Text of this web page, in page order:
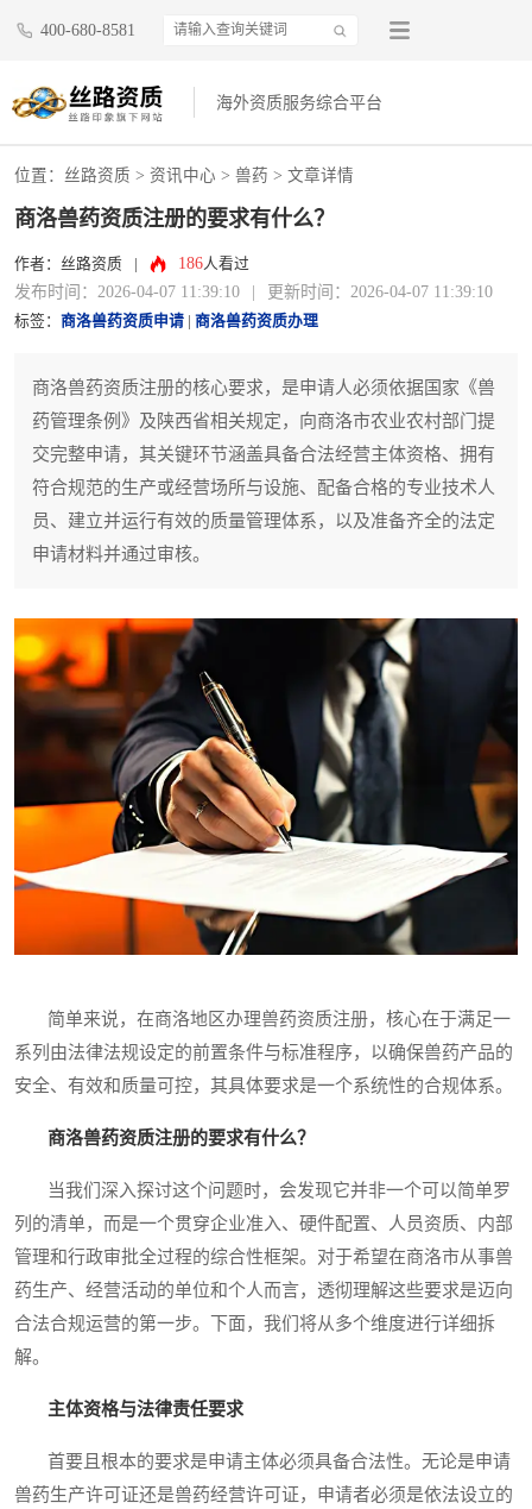
400-680-8581
海外资质服务综合平台
位置： 丝路资质 > 资讯中心 > 兽药 > 文章详情
商洛兽药资质注册的要求有什么？
作者：丝路资质 186人看过
发布时间：2026-04-07 11:39:10 更新时间：2026-04-07 11:39:10
标签： 商洛兽药资质申请 商洛兽药资质办理
商洛兽药资质注册的核心要求，是申请人必须依据国家《兽
药管理条例》及陕西省相关规定，向商洛市农业农村部门提
交完整申请，其关键环节涵盖具备合法经营主体资格、拥有
符合规范的生产或经营场所与设施、配备合格的专业技术人
员、建立并运行有效的质量管理体系，以及准备齐全的法定
申请材料并通过审核。
简单来说，在商洛地区办理兽药资质注册，核心在于满足一
系列由法律法规设定的前置条件与标准程序，以确保兽药产品的
安全、有效和质量可控，其具体要求是一个系统性的合规体系。
商洛兽药资质注册的要求有什么？
当我们深入探讨这个问题时，会发现它并非一个可以简单罗
列的清单，而是一个贯穿企业准入、硬件配置、人员资质、内部
管理和行政审批全过程的综合性框架。对于希望在商洛市从事兽
药生产、经营活动的单位和个人而言，透彻理解这些要求是迈向
合法合规运营的第一步。下面，我们将从多个维度进行详细拆
解。
主体资格与法律责任要求
首要且根本的要求是申请主体必须具备合法性。无论是申请
兽药生产许可证还是兽药经营许可证，申请者必须是依法设立的